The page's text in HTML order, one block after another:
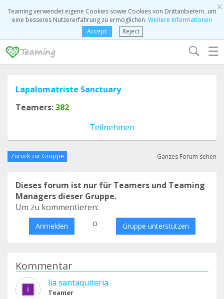
×
Teaming verwendet eigene Cookies sowie Cookies von Drittanbietern, um
eine besseres Nutzererfahrung zu ermöglichen. Weitere Informationen
Accept
Reject
☰
Lapalomatriste Sanctuary
Teamers:382
Teilnehmen
Zurück zur Gruppe Ganzes Forum sehen
Dieses forum ist nur für Teamers und Teaming
Managers dieser Gruppe.
Um zu kommentieren:
Anmelden o Gruppe unterstützen
Kommentar
lia santaquiteria
Teamer